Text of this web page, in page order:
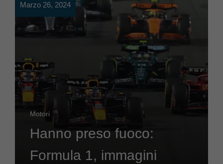
Marzo 26, 2024
Motori
Hanno preso fuoco:
Formula 1, immagini